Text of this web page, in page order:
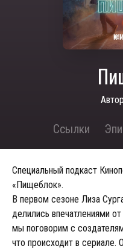
Ссылки
Специальный подкаст
«Пищеблок».
В первом сезоне Лиза
делились впечатлениями
мы поговорим с
что происходит в сериале.